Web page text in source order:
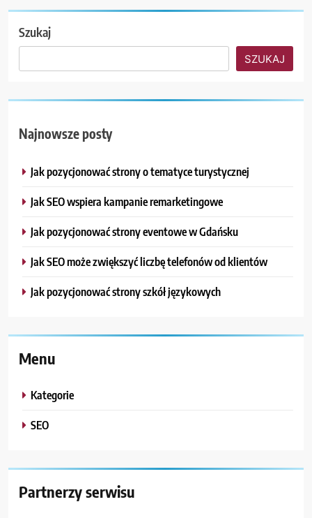
Szukaj
SZUKAJ
Najnowsze posty
Jak pozycjonować strony o tematyce turystycznej
Jak SEO wspiera kampanie remarketingowe
Jak pozycjonować strony eventowe w Gdańsku
Jak SEO może zwiększyć liczbę telefonów od klientów
Jak pozycjonować strony szkół językowych
Menu
Kategorie
SEO
Partnerzy serwisu